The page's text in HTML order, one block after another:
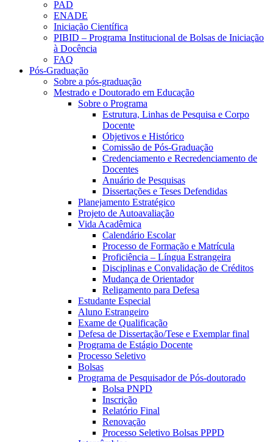
PAD
ENADE
Iniciação Científica
PIBID – Programa Institucional de Bolsas de Iniciação
à Docência
FAQ
Pós-Graduação
Sobre a pós-graduação
Mestrado e Doutorado em Educação
Sobre o Programa
Estrutura, Linhas de Pesquisa e Corpo
Docente
Objetivos e Histórico
Comissão de Pós-Graduação
Credenciamento e Recredenciamento de
Docentes
Anuário de Pesquisas
Dissertações e Teses Defendidas
Planejamento Estratégico
Projeto de Autoavaliação
Vida Acadêmica
Calendário Escolar
Processo de Formação e Matrícula
Proficiência – Língua Estrangeira
Disciplinas e Convalidação de Créditos
Mudança de Orientador
Religamento para Defesa
Estudante Especial
Aluno Estrangeiro
Exame de Qualificação
Defesa de Dissertação/Tese e Exemplar final
Programa de Estágio Docente
Processo Seletivo
Bolsas
Programa de Pesquisador de Pós-doutorado
Bolsa PNPD
Inscrição
Relatório Final
Renovação
Processo Seletivo Bolsas PPPD